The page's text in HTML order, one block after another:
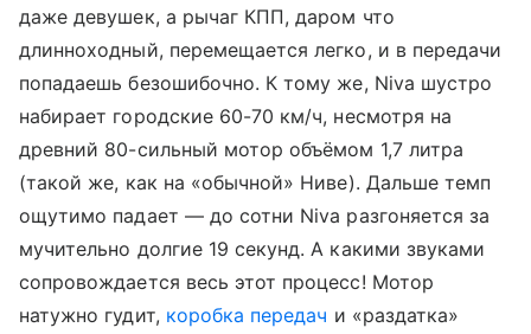
даже девушек, а рычаг КПП, даром что
длинноходный, перемещается легко, и в передачи
попадаешь безошибочно. К тому же, Niva шустро
набирает городские 60-70 км/ч, несмотря на
древний 80-сильный мотор объёмом 1,7 литра
(такой же, как на «обычной» Ниве). Дальше темп
ощутимо падает — до сотни Niva разгоняется за
мучительно долгие 19 секунд. А какими звуками
сопровождается весь этот процесс! Мотор
натужно гудит, коробка передач и «раздатка»